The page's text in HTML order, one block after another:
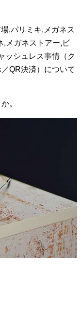
,パリミキ,メガネス
,メガネストアー,ビ
ッシュレス事情（ク
QR決済）について
。